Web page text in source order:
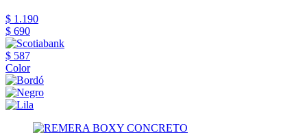
$ 1.190
$ 690
$ 587
Color